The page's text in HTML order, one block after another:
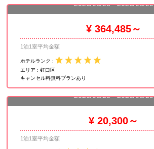
2026/08/28 - 2026/08/29
¥ 364,485～
1泊1室平均金額
ホテルランク :
エリア :虹口区
キャンセル料無料プランあり
2026/08/28 - 2026/08/29
¥ 20,300～
1泊1室平均金額